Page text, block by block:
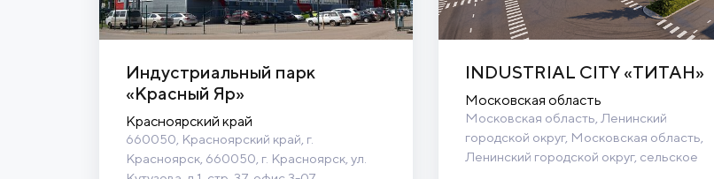
Индустриальный парк
«Красный Яр»
Красноярский край
660050, Красноярский край, г.
Красноярск, 660050, г. Красноярск, ул.
INDUSTRIAL CITY «ТИТАН»
Московская область
Московская область, Ленинский
городской округ, Московская область,
Ленинский городской округ, сельское